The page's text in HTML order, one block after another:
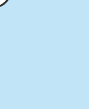
für eine
Sie an Ihren